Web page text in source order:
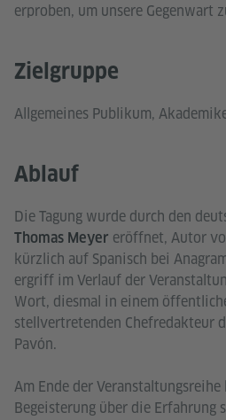
erproben, um unsere Gegenwart
Zielgruppe
Allgemeines Publikum,
Ablauf
Die Tagung wurde durch den
Thomas Meyer eröffnet, Autor
kürzlich auf Spanisch bei
ergriff im Verlauf der
Wort, diesmal in einem
stellvertretenden Chefredakteur
Pavón.
Am Ende der
Begeisterung über die Erfahrung